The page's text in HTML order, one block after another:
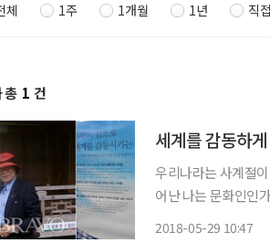
체 1주 1개월 1년 직
총 1 건
세계를 감동하
우리나라는 사계절
어난 나는 문화인인
2018-05-29 10:47